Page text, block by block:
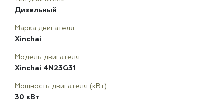
Дизельный
Марка двигателя
Xinchai
Модель двигателя
Xinchai 4N23G31
Мощность двигателя (кВт)
30 кВт